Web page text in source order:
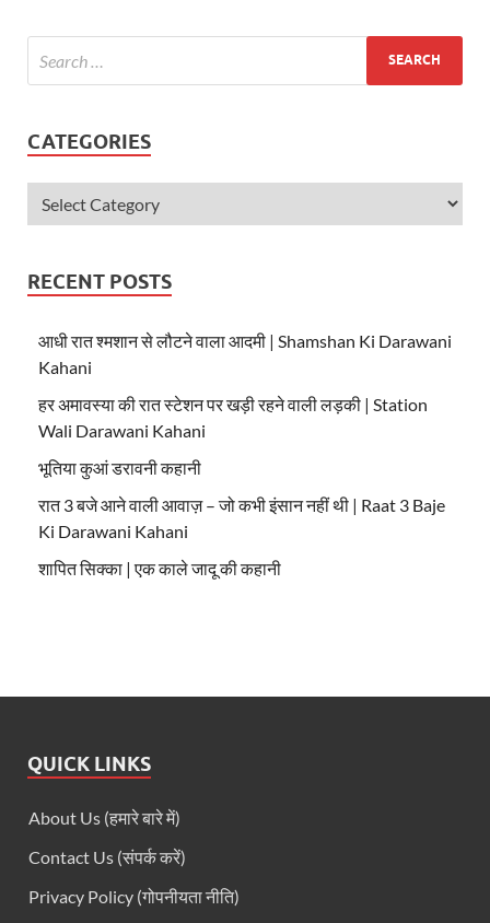
A
p
p
o
k
CATEGORIES
RECENT POSTS
आधी रात श्मशान से लौटने वाला आदमी | Shamshan Ki Darawani
Kahani
हर अमावस्या की रात स्टेशन पर खड़ी रहने वाली लड़की | Station
Wali Darawani Kahani
भूतिया कुआं डरावनी कहानी
रात 3 बजे आने वाली आवाज़ – जो कभी इंसान नहीं थी | Raat 3 Baje
Ki Darawani Kahani
शापित सिक्का | एक काले जादू की कहानी
QUICK LINKS
About Us (हमारे बारे में)
Contact Us (संपर्क करें)
Privacy Policy (गोपनीयता नीति)